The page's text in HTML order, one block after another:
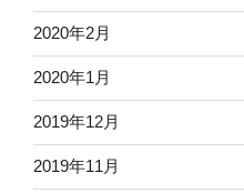
2020年2月
2020年1月
2019年12月
2019年11月